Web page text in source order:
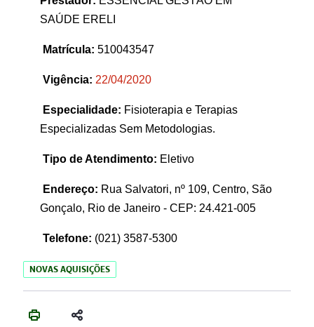
SAÚDE ERELI
Matrícula: 510043547
Vigência: 22/04/2020
Especialidade: Fisioterapia e Terapias
Especializadas Sem Metodologias.
Tipo de Atendimento: Eletivo
Endereço: Rua Salvatori, nº 109, Centro, São
Gonçalo, Rio de Janeiro - CEP: 24.421-005
Telefone: (021) 3587-5300
NOVAS AQUISIÇÕES